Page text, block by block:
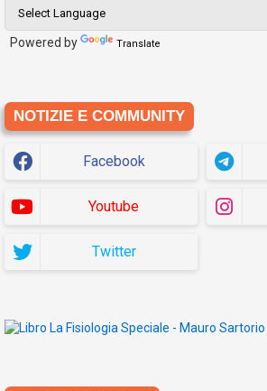
Powered by Translate
NOTIZIE E COMMUNITY
Facebook
Youtube
Twitter